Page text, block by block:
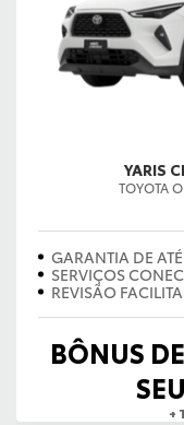
YARIS
TOYOTA
GARANTIA DE
SERVIÇOS
REVISÃO
BÔNUS
+